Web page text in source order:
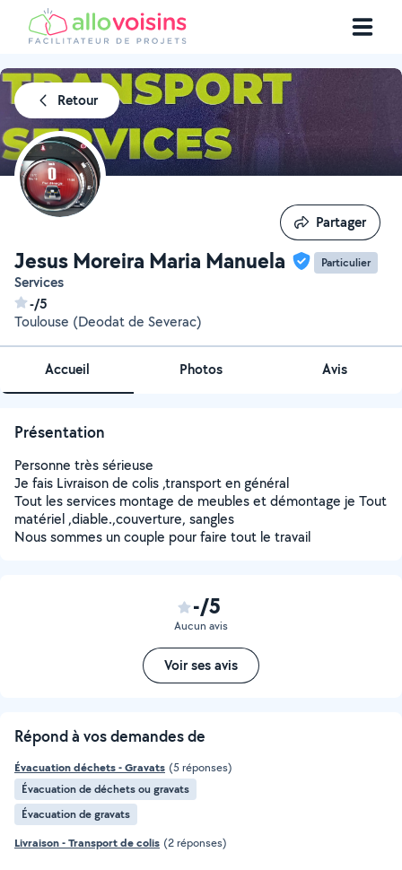
Retour
Jesus Moreira Maria Manuela Particulier
Services
-/5
Toulouse (Deodat de Severac)
Partager
Partager
Accueil Photos Avis
Présentation
Personne très sérieuse
Je fais Livraison de colis ,transport en général
Tout les services montage de meubles et démontage je Tout
matériel ,diable.,couverture, sangles
Nous sommes un couple pour faire tout le travail
-/5
Aucun avis
Voir ses avis
Répond à vos demandes de
Évacuation déchets - Gravats (5 réponses)
Évacuation de déchets ou gravats
Évacuation de gravats
Livraison - Transport de colis (2 réponses)